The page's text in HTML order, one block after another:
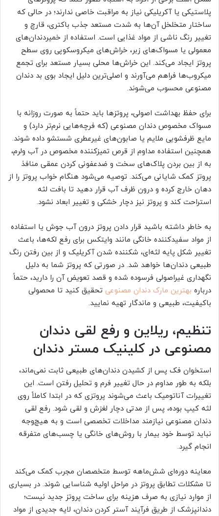
پلاستیکی یا آکریلیکی نیاز به مراقبت خاصی ندارند؛ در حالی که
ساختار متخلخل آن‌ها به شدت مستعد جذب باکتری، قارچ و
تغییر رنگ ناشی از مواد غذایی است. استفاده از خمیردندان‌های
معمولی یا مسواک‌های زبر، خراش‌های میکروسکوپی روی سطح
پروتز ایجاد می‌کند. این خراش‌ها محلی بسیار مستعد برای تجمع
میکروب‌ها فراهم می‌آورند و اصلی‌ترین دلیل ایجاد بوی بد دندان
مصنوعی محسوب می‌شوند.
برای حفظ بهداشت اصولی، پروتزها باید حتماً به صورت روزانه با
مسواک مخصوص دندان مصنوعی (که فرچه‌هایی نرم‌تر دارد) و
مایع ظرفشویی ملایم یا صابون‌های غیرعطری شستشو داده شوند.
همچنین استفاده مداوم از قرص تمیزکننده مخصوص در آب ولرم،
به از بین بردن پلاک‌های سخت و ضدعفونی کردن عمقی منافذ
پروتز کمک شایانی می‌کند. توصیه می‌شود هنگام خواب پروتز را از
دهان خارج کرده و درون ظرف آب قرار دهید تا بافت لثه
استراحت کند و پروتز نیز دچار خشکی و تغییر ابعاد نشود.
به خاطر داشته باشید قرار دادن پروتز درون آب جوش یا استفاده
از مواد سفیدکننده خانگی مانند وایتکس برای رفع لکه‌ها، باعث
تغییر شکل پایه لثه‌ای، شکننده شدن آکریلیک و از بین رفتن رنگ
طبیعی دندان‌ها خواهد شد. در صورتی که پروتز شما به دلیل
نگهداری غیراصولی فرسوده شده و قصد تعویض آن را دارید، حتماً
درباره بهترین مارک دندان مصنوعی تحقیق کنید تا محصولی
باکیفیت، طبیعی و ماندگار تهیه نمایید.
تنظیم، ریلاین و رفع لقی دندان
مصنوعی در کلینیک مستر دندان
استخوان فک پس از کشیدن دندان‌های طبیعی ثابت نمی‌ماند،
بلکه به طور مداوم در حال تغییر فرم و تحلیل رفتن است. این
تغییرات آناتومیک باعث می‌شوند پروتزی که در ابتدا کاملاً روی
لثه کیپ بوده، پس از مدتی دچار لغزش و لقی شود. رفع لقی
دندان مصنوعی نیازمند مداخلات تخصصی است و به هیچ‌وجه
نباید توسط خود بیمار با روش‌های خانگی یا چسب‌های متفرقه
انجام گیرد.
معاینه دوره‌ای شش‌ماهه توسط متخصصان مجرب کمک می‌کند
تا مشکلات تطابق پروتز در مراحل اولیه شناسایی شوند. در بسیاری
از موارد نیازی به صرف هزینه برای ساخت پروتز جدید نیست؛
دندانپزشک از طریق فرآیند آستر کردن دندان، لایه جدیدی از مواد